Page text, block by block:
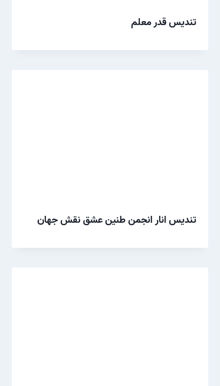
تندیس قدر معلم
تندیس انار انجمن طنین عشق نقش جهان